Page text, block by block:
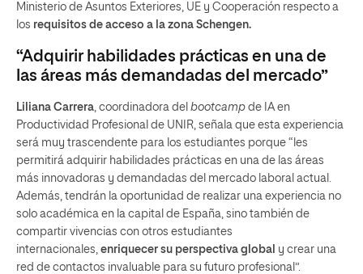
Ministerio de Asuntos Exteriores, UE y Cooperación respecto a
los requisitos de acceso a la zona Schengen.
“Adquirir habilidades prácticas en una de
las áreas más demandadas del mercado”
Liliana Carrera, coordinadora del bootcamp de IA en
Productividad Profesional de UNIR, señala que esta experiencia
será muy trascendente para los estudiantes porque “les
permitirá adquirir habilidades prácticas en una de las áreas
más innovadoras y demandadas del mercado laboral actual.
Además, tendrán la oportunidad de realizar una experiencia no
solo académica en la capital de España, sino también de
compartir vivencias con otros estudiantes
internacionales, enriquecer su perspectiva global y crear una
red de contactos invaluable para su futuro profesional”.